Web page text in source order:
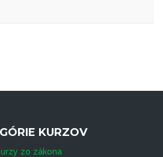
KURZOV
zo zákona